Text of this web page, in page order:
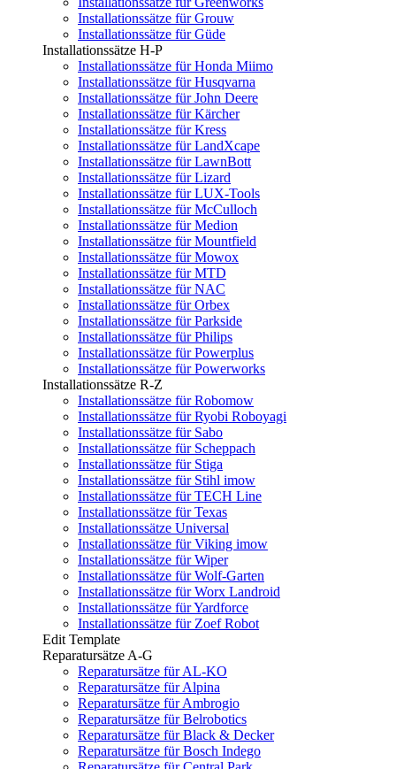
Installationssätze für Grouw
Installationssätze für Güde
Installationssätze H-P
Installationssätze für Honda Miimo
Installationssätze für Husqvarna
Installationssätze für John Deere
Installationssätze für Kärcher
Installationssätze für Kress
Installationssätze für LandXcape
Installationssätze für LawnBott
Installationssätze für Lizard
Installationssätze für LUX-Tools
Installationssätze für McCulloch
Installationssätze für Medion
Installationssätze für Mountfield
Installationssätze für Mowox
Installationssätze für MTD
Installationssätze für NAC
Installationssätze für Orbex
Installationssätze für Parkside
Installationssätze für Philips
Installationssätze für Powerplus
Installationssätze für Powerworks
Installationssätze R-Z
Installationssätze für Robomow
Installationssätze für Ryobi Roboyagi
Installationssätze für Sabo
Installationssätze für Scheppach
Installationssätze für Stiga
Installationssätze für Stihl imow
Installationssätze für TECH Line
Installationssätze für Texas
Installationssätze Universal
Installationssätze für Viking imow
Installationssätze für Wiper
Installationssätze für Wolf-Garten
Installationssätze für Worx Landroid
Installationssätze für Yardforce
Installationssätze für Zoef Robot
Edit Template
Reparatursätze A-G
Reparatursätze für AL-KO
Reparatursätze für Alpina
Reparatursätze für Ambrogio
Reparatursätze für Belrobotics
Reparatursätze für Black & Decker
Reparatursätze für Bosch Indego